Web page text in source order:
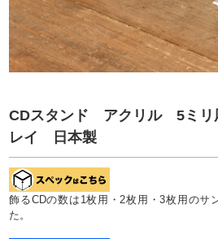
CDスタンド アクリル 5ミ
レイ 日本製
飾るCDの数は1枚用・2枚用・3枚用のサ
た。